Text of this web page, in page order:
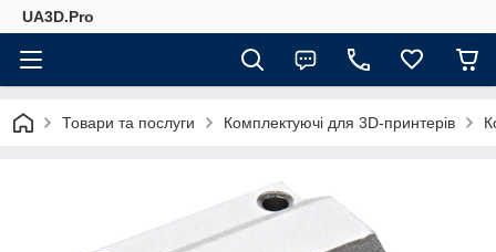
UA3D.Pro
Товари та послуги Комплектуючі для 3D-принтерів